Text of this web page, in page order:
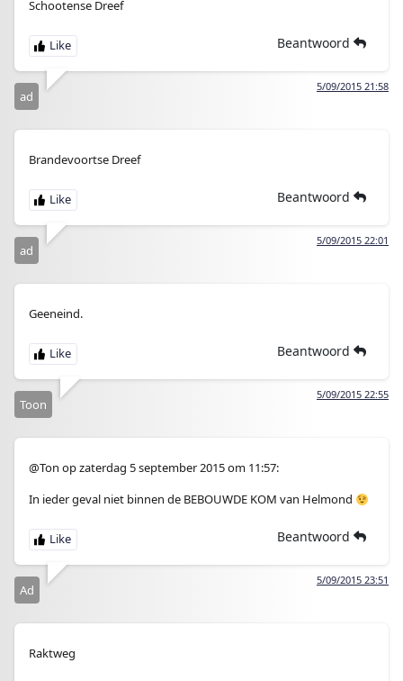
Schootense Dreef
Beantwoord
5/09/2015 21:58
ad
Brandevoortse Dreef
Beantwoord
5/09/2015 22:01
ad
Geeneind.
Beantwoord
5/09/2015 22:55
Toon
@Ton op zaterdag 5 september 2015 om 11:57:
In ieder geval niet binnen de BEBOUWDE KOM van Helmond
Beantwoord
5/09/2015 23:51
Ad
Raktweg